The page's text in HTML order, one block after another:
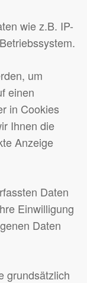
wie z.B. IP-
um
einen
in Cookies
Ihnen die
Anzeige
Daten
Einwilligung
Daten
grundsätzlich